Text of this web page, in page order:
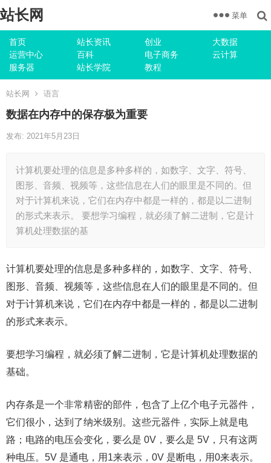
站长网
首页 站长资讯 创业
大数据
运营中心
百科 电子商务
云计算
服务器
站长学院 教程
菜单
站长网 语言
数据在内存中的保存极为重要
发布: 2021年5月23日
计算机要处理的信息是多种多样的，如数字、文字、符号、
图形、音频、视频等，这些信息在人们的眼里是不同的。但
对于计算机来说，它们在内存中都是一样的，都是以二进制
的形式来表示。 要想学习编程，就必须了解二进制，它是计
算机处理数据的基
计算机要处理的信息是多种多样的，如数字、文字、符号、
图形、音频、视频等，这些信息在人们的眼里是不同的。但
对于计算机来说，它们在内存中都是一样的，都是以二进制
的形式来表示。
要想学习编程，就必须了解二进制，它是计算机处理数据的
基础。
内存条是一个非常精密的部件，包含了上亿个电子元器件，
它们很小，达到了纳米级别。这些元器件，实际上就是电
路；电路的电压会变化，要么是 0V，要么是 5V，只有这两
种电压。5V 是通电，用1来表示，0V 是断电，用0来表示。